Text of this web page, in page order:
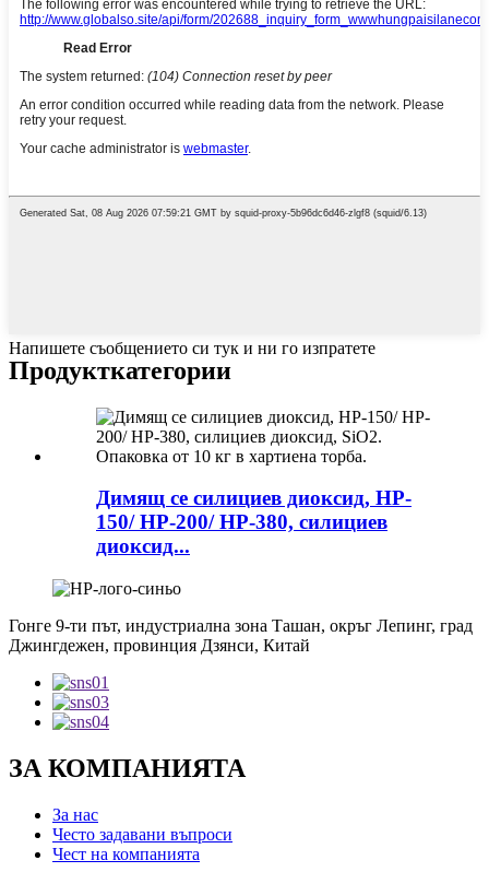
Напишете съобщението си тук и ни го изпратете
Продукткатегории
Димящ се силициев диоксид, HP-
150/ HP-200/ HP-380, силициев
диоксид...
Гонге 9-ти път, индустриална зона Ташан, окръг Лепинг, град
Джингдежен, провинция Дзянси, Китай
ЗА КОМПАНИЯТА
За нас
Често задавани въпроси
Чест на компанията